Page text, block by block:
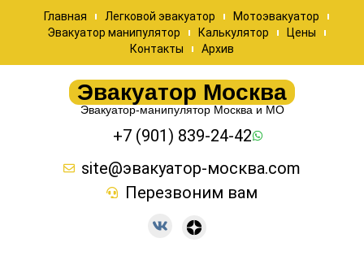
Главная Легковой эвакуатор
Мотоэвакуатор
Эвакуатор манипулятор
Калькулятор
Цены
Контакты
Архив
Эвакуатор Москва
Эвакуатор-манипулятор Москва и МО
+7 (901) 839-24-42
site@эвакуатор-москва.com
Перезвоним вам